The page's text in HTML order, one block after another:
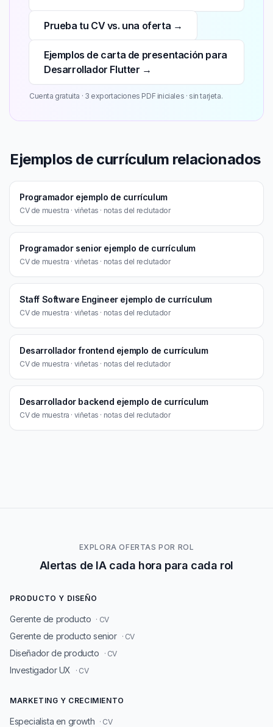
Prueba tu CV vs. una oferta →
Ejemplos de carta de presentación para
Desarrollador Flutter →
Cuenta gratuita · 3 exportaciones PDF iniciales · sin tarjeta.
Ejemplos de currículum relacionados
Programador ejemplo de currículum
CV de muestra · viñetas · notas del reclutador
Programador senior ejemplo de currículum
CV de muestra · viñetas · notas del reclutador
Staff Software Engineer ejemplo de currículum
CV de muestra · viñetas · notas del reclutador
Desarrollador frontend ejemplo de currículum
CV de muestra · viñetas · notas del reclutador
Desarrollador backend ejemplo de currículum
CV de muestra · viñetas · notas del reclutador
EXPLORA OFERTAS POR ROL
Alertas de IA cada hora para cada rol
PRODUCTO Y DISEÑO
Gerente de producto · CV
Gerente de producto senior · CV
Diseñador de producto · CV
Investigador UX · CV
MARKETING Y CRECIMIENTO
Especialista en growth · CV